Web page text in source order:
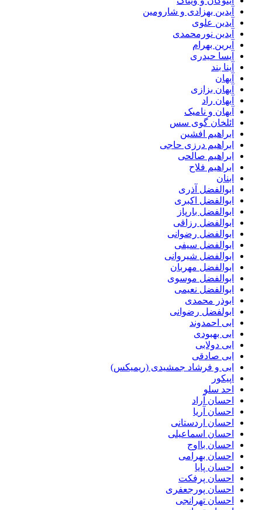
آیدین بهزادی و شارومین
آیدین علوی
آیدین نورمحمدی
آیرین بهرام
آیسا حیدری
آینا بند
آیهان
آیهان بزازی
آیهان راد
آیهان و نامیک
ائلخان گوی سس
ابراهیم افشین
ابراهیم درزی حاجی
ابراهیم صالحی
ابراهیم فلاح
ابنان
ابوالفضل آذری
ابوالفضل اکبری
ابوالفضل بارپاز
ابوالفضل رزاقی
ابوالفضل رضوانی
ابوالفضل سیفی
ابوالفضل شیروانی
ابوالفضل مهربان
ابوالفضل موسوی
ابوالفضل نعیمی
ابوذر محمدی
ابولفضل رضوانی
ابی احمدوند
ابی بهبودی
ابی دولابی
ابی صادقی
ابی و فرشاد جمشیدی (ریمیکس)
اپیکور
احد سلو
احسان آراد
احسان آریا
احسان اردستانی
احسان اسماعیلی
احسان بااوج
احسان بهرامی
احسان پایا
احسان پرفکت
احسان پورجعفری
احسان تهرانجی